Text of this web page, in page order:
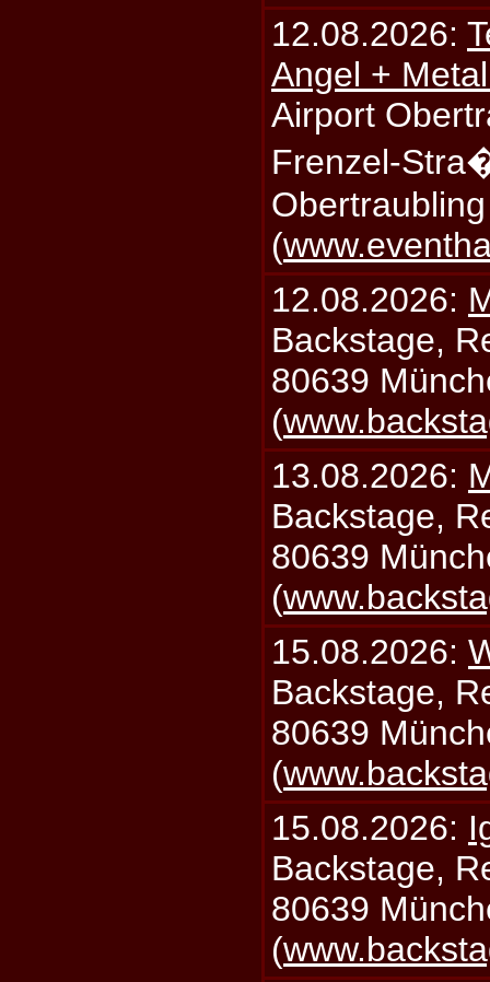
12.08.2026:
Angel +
Airport
Frenzel-
(
12.08.2026:
Backstage,
80639
(
13.08.2026:
Backstage,
80639
(
15.08.2026:
Backstage,
80639
(
15.08.2026:
Backstage,
80639
(